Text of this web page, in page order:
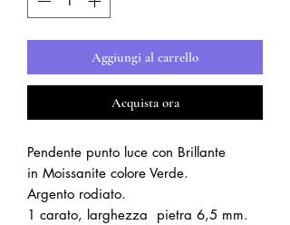
Aggiungi al carrello
Acquista ora
Pendente punto luce con Brillante
in Moissanite colore Verde.
Argento rodiato.
1 carato, larghezza pietra 6,5 mm.